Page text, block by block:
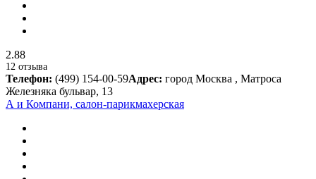
2.88
12 отзыва
Телефон: (499) 154-00-59Адрес: город Москва , Матроса
Железняка бульвар, 13
А и Компани, салон-парикмахерская